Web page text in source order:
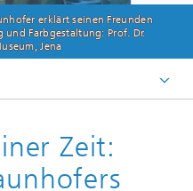
erklärt seinen Freunden
Farbgestaltung: Prof. Dr.
Jena
Zeit: